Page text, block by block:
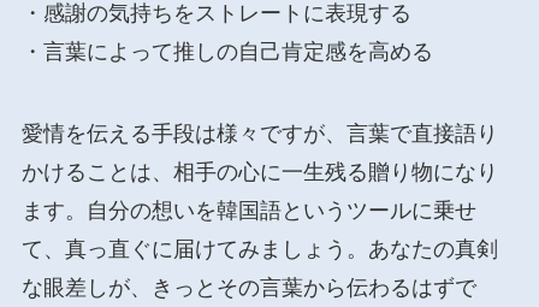
・感謝の気持ちをストレートに表現する
・言葉によって推しの自己肯定感を高める
愛情を伝える手段は様々ですが、言葉で直接語り
かけることは、相手の心に一生残る贈り物になり
ます。自分の想いを韓国語というツールに乗せ
て、真っ直ぐに届けてみましょう。あなたの真剣
な眼差しが、きっとその言葉から伝わるはずで